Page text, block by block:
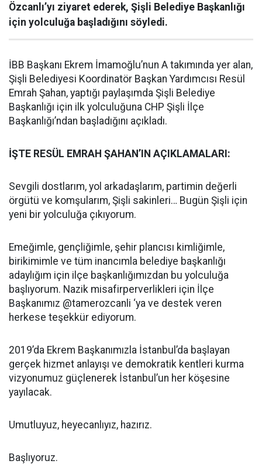
Özcanlı’yı ziyaret ederek, Şişli Belediye Başkanlığı
için yolculuğa başladığını söyledi.
İBB Başkanı Ekrem İmamoğlu’nun A takımında yer alan,
Şişli Belediyesi Koordinatör Başkan Yardımcısı Resül
Emrah Şahan, yaptığı paylaşımda Şişli Belediye
Başkanlığı için ilk yolculuğuna CHP Şişli İlçe
Başkanlığı’ndan başladığını açıkladı.
İŞTE RESÜL EMRAH ŞAHAN’IN AÇIKLAMALARI:
Sevgili dostlarım, yol arkadaşlarım, partimin değerli
örgütü ve komşularım, Şişli sakinleri… Bugün Şişli için
yeni bir yolculuğa çıkıyorum.
Emeğimle, gençliğimle, şehir plancısı kimliğimle,
birikimimle ve tüm inancımla belediye başkanlığı
adaylığım için ilçe başkanlığımızdan bu yolculuğa
başlıyorum. Nazik misafirperverlikleri için İlçe
Başkanımız @tamerozcanli ‘ya ve destek veren
herkese teşekkür ediyorum.
2019’da Ekrem Başkanımızla İstanbul’da başlayan
gerçek hizmet anlayışı ve demokratik kentleri kurma
vizyonumuz güçlenerek İstanbul’un her köşesine
yayılacak.
Umutluyuz, heyecanlıyız, hazırız.
Başlıyoruz.